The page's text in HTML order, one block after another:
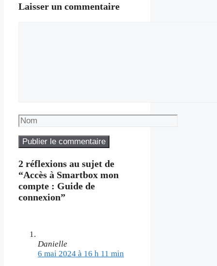
Laisser un commentaire
Nom
2 réflexions au sujet de
“Accès à Smartbox mon
compte : Guide de
connexion”
Danielle
6 mai 2024 à 16 h 11 min